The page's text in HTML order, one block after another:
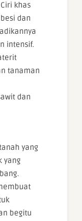
khas
dan
intensif.
tanaman
dan
yang
yang
begitu